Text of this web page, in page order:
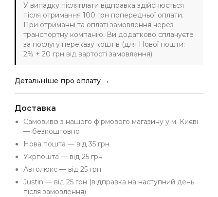
У випадку післяплати відправка здійснюється
після отримання 100 грн попередньої оплати.
При отриманні та оплаті замовлення через
транспортну компанію, Ви додатково сплачуєте
за послугу переказу коштів (для Нової пошти:
2% + 20 грн від вартості замовлення).
Детальніше про оплату →
Доставка
Самовивіз з нашого фірмового магазину у м. Києві
— безкоштовно
Нова пошта — від 35 грн
Укрпошта — від 25 грн
Автолюкс — від 25 грн
Justin — від 25 грн (відправка на наступний день
після замовлення)